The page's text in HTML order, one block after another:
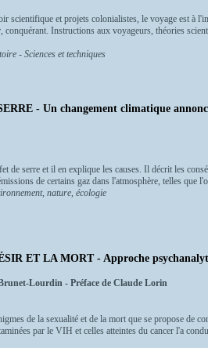
scientifique et projets colonialistes, le voyage est à
conquérant. Instructions aux voyageurs, théories
- Sciences et techniques
- Un changement climatique
de serre et il en explique les causes. Il décrit les
de certains gaz dans l'atmosphère, telles que
nature, écologie
ET LA MORT - Approche
Lourdin - Préface de Claude Lorin
de la sexualité et de la mort que se propose de
par le VIH et celles atteintes du cancer l'a